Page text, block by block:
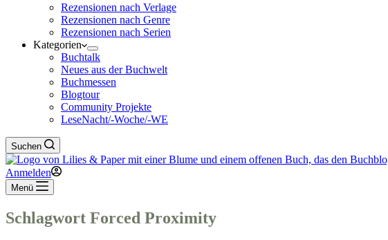
Rezensionen nach Verlage
Rezensionen nach Genre
Rezensionen nach Serien
Kategorien
Buchtalk
Neues aus der Buchwelt
Buchmessen
Blogtour
Community Projekte
LeseNacht/-Woche/-WE
Suchen
Anmelden
Menü
Schlagwort Forced Proximity